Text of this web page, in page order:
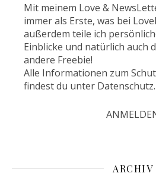
Mit meinem Love &
immer als Erste, was bei
außerdem teile ich
Einblicke und natürlich auch
andere Freebie!
Alle Informationen zum
findest du unter Datenschutz.
ARCHIV